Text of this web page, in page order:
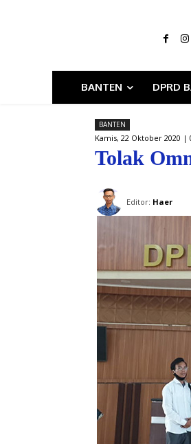
BANTEN DPRD
BANTEN
Kamis, 22 Oktober 2020 |
Tolak
Editor: Haer